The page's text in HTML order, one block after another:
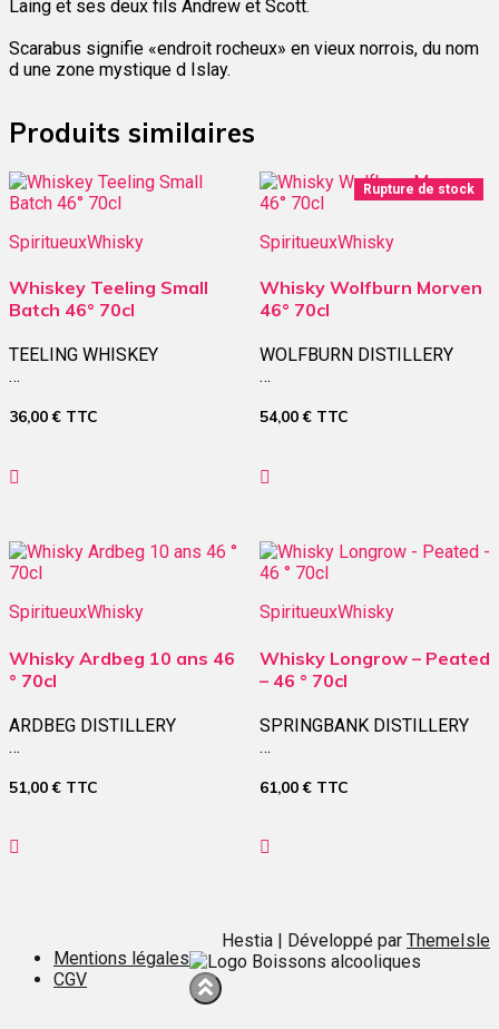
Laing et ses deux fils Andrew et Scott.
Scarabus signifie «endroit rocheux» en vieux norrois, du nom
d une zone mystique d Islay.
Produits similaires
SpiritueuxWhisky
Whiskey Teeling Small
Batch 46° 70cl
TEELING WHISKEY
…
36,00€ TTC
Rupture de stock
SpiritueuxWhisky
Whisky Wolfburn Morven
46° 70cl
WOLFBURN DISTILLERY
…
54,00€TTC
SpiritueuxWhisky
Whisky Ardbeg 10 ans 46
° 70cl
ARDBEG DISTILLERY
…
51,00€ TTC
SpiritueuxWhisky
Whisky Longrow – Peated
– 46 ° 70cl
SPRINGBANK DISTILLERY
…
61,00€TTC
Mentions légales
CGV
Hestia | Développé par ThemeIsle